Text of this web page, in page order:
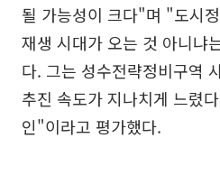
될 가능성이 크다"며 "도시
재생 시대가 오는 것 아니냐
다. 그는 성수전략정비구역
추진 속도가 지나치게 느렸
인"이라고 평가했다.